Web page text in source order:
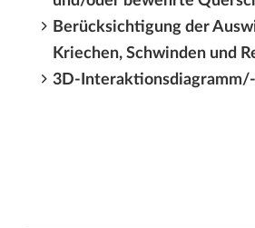
Berücksichtigung der
Kriechen, Schwinden und
3D-